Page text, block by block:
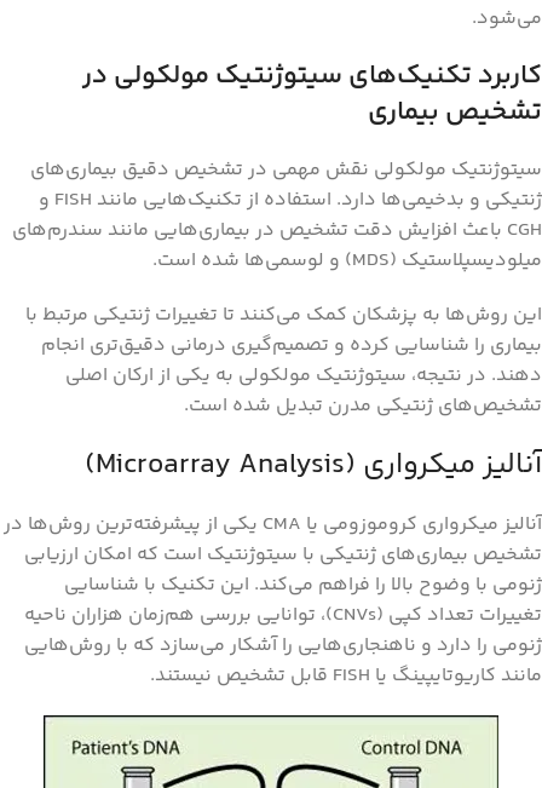
می‌شود.
کاربرد تکنیک‌های سیتوژنتیک مولکولی در
تشخیص بیماری
سیتوژنتیک مولکولی نقش مهمی در تشخیص دقیق بیماری‌های
ژنتیکی و بدخیمی‌ها دارد. استفاده از تکنیک‌هایی مانند FISH و
CGH باعث افزایش دقت تشخیص در بیماری‌هایی مانند سندرم‌های
میلودیسپلاستیک (MDS) و لوسمی‌ها شده است.
این روش‌ها به پزشکان کمک می‌کنند تا تغییرات ژنتیکی مرتبط با
بیماری را شناسایی کرده و تصمیم‌گیری درمانی دقیق‌تری انجام
دهند. در نتیجه، سیتوژنتیک مولکولی به یکی از ارکان اصلی
تشخیص‌های ژنتیکی مدرن تبدیل شده است.
آنالیز میکرواری (Microarray Analysis)
آنالیز میکرواری کروموزومی یا CMA یکی از پیشرفته‌ترین روش‌ها در
تشخیص بیماری‌های ژنتیکی با سیتوژنتیک است که امکان ارزیابی
ژنومی با وضوح بالا را فراهم می‌کند. این تکنیک با شناسایی
تغییرات تعداد کپی (CNVs)، توانایی بررسی هم‌زمان هزاران ناحیه
ژنومی را دارد و ناهنجاری‌هایی را آشکار می‌سازد که با روش‌هایی
مانند کاریوتایپینگ یا FISH قابل تشخیص نیستند.